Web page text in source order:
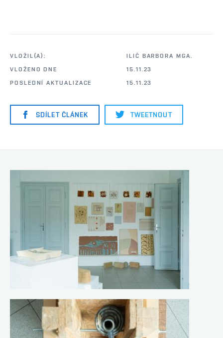
VLOŽIL(A):
ILIČ BARBORA MGA.
VLOŽENO DNE
15.11.23
POSLEDNÍ AKTUALIZACE
15.11.23
SDÍLET ČLÁNEK TWEETNOUT